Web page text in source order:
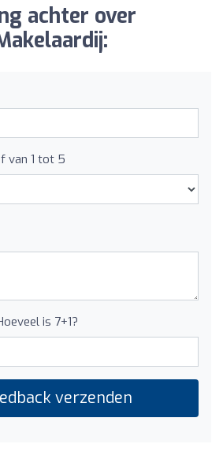
achter over
van 1 tot 5
is 7+1?
verzenden